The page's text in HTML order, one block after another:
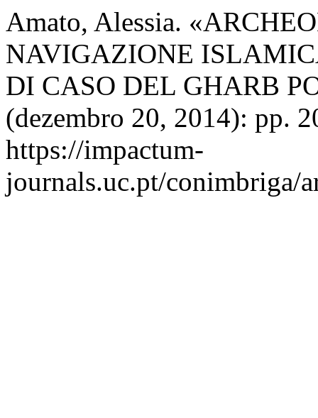
Amato, Alessia.
NAVIGAZIONE
DI CASO DEL GHARB
(dezembro 20, 2014): pp.
https://impactum-
journals.uc.pt/conimbriga/